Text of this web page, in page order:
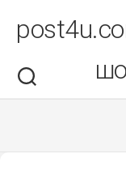
вмісту